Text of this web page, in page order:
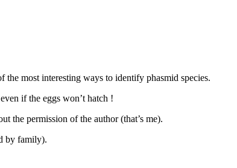
most interesting ways to identify phasmid species.
if the eggs won’t hatch !
the permission of the author (that’s me).
by family).